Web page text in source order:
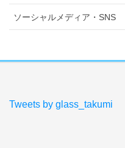
ソーシャルメディア・SNS
Tweets by glass_takumi